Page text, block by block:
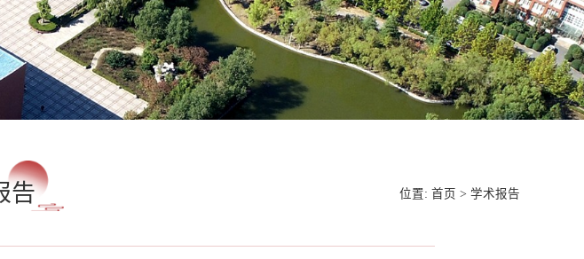
告 位置: 首页 > 学术报告